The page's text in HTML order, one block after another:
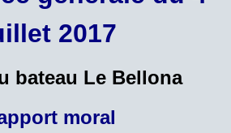
2017
bateau Le Bellona
moral